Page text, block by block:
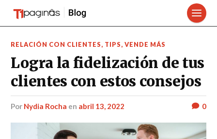
RELACIÓN CON CLIENTES, TIPS,VENDE MÁS
Logra la fidelización de tus
clientes con estos consejos
por Nydia Rocha en abril 13, 2022 0